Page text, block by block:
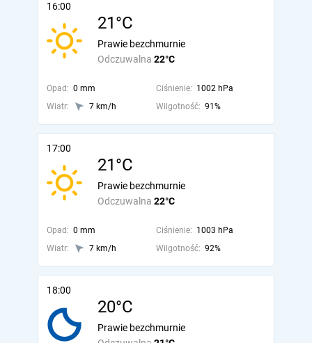
16:00
21°C
Odczuwalna 22°C
Prawie bezchmurnie
Opad: 0 mm Ciśnienie: 1002 hPa
Wiatr:
7 km/h Wilgotność: 91%
17:00
21°C
Odczuwalna 22°C
Prawie bezchmurnie
Opad: 0 mm Ciśnienie: 1003 hPa
Wiatr:
7 km/h Wilgotność: 92%
18:00
20°C
Prawie bezchmurnie